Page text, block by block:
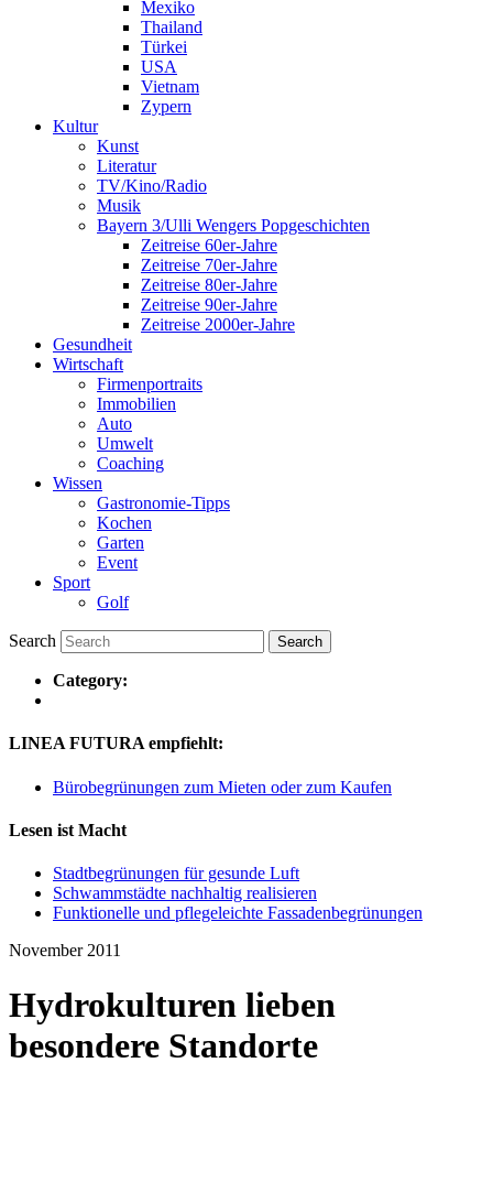
Mexiko
Thailand
Türkei
USA
Vietnam
Zypern
Kultur
Kunst
Literatur
TV/Kino/Radio
Musik
Bayern 3/Ulli Wengers Popgeschichten
Zeitreise 60er-Jahre
Zeitreise 70er-Jahre
Zeitreise 80er-Jahre
Zeitreise 90er-Jahre
Zeitreise 2000er-Jahre
Gesundheit
Wirtschaft
Firmenportraits
Immobilien
Auto
Umwelt
Coaching
Wissen
Gastronomie-Tipps
Kochen
Garten
Event
Sport
Golf
Search
Category:
LINEA FUTURA empfiehlt:
Bürobegrünungen zum Mieten oder zum Kaufen
Lesen ist Macht
Stadtbegrünungen für gesunde Luft
Schwammstädte nachhaltig realisieren
Funktionelle und pflegeleichte Fassadenbegrünungen
November 2011
Hydrokulturen lieben
besondere Standorte